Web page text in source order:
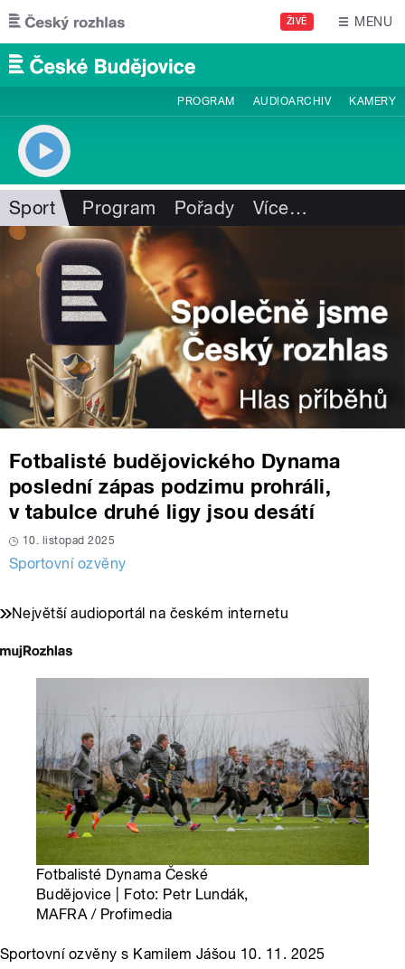
Přejít k hlavnímu obsahu
ŽIVĚ MENU
PROGRAM AUDIOARCHIV KAMERY
Sport Program Pořady Více…
Fotbalisté budějovického Dynama
poslední zápas podzimu prohráli,
v tabulce druhé ligy jsou desátí
10. listopad 2025
Sportovní ozvěny
Největší audioportál na českém internetu
Fotbalisté Dynama České
Budějovice | Foto: Petr Lundák,
MAFRA / Profimedia
Sportovní ozvěny s Kamilem Jášou 10. 11. 2025